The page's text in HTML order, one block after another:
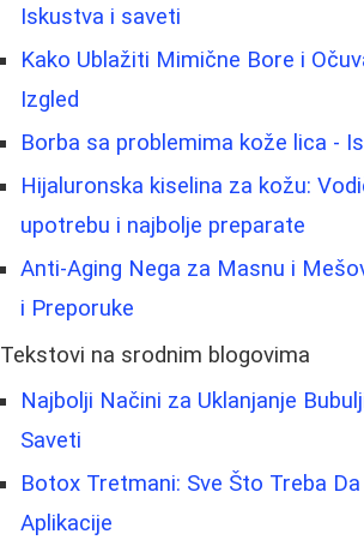
Iskustva i saveti
Kako Ublažiti Mimične Bore i
Izgled
Borba sa problemima kože lica -
Hijaluronska kiselina za kožu:
upotrebu i najbolje preparate
Anti-Aging Nega za Masnu i
i Preporuke
Tekstovi na srodnim blogovima
Najbolji Načini za Uklanjanje
Saveti
Botox Tretmani: Sve Što Treba
Aplikacije